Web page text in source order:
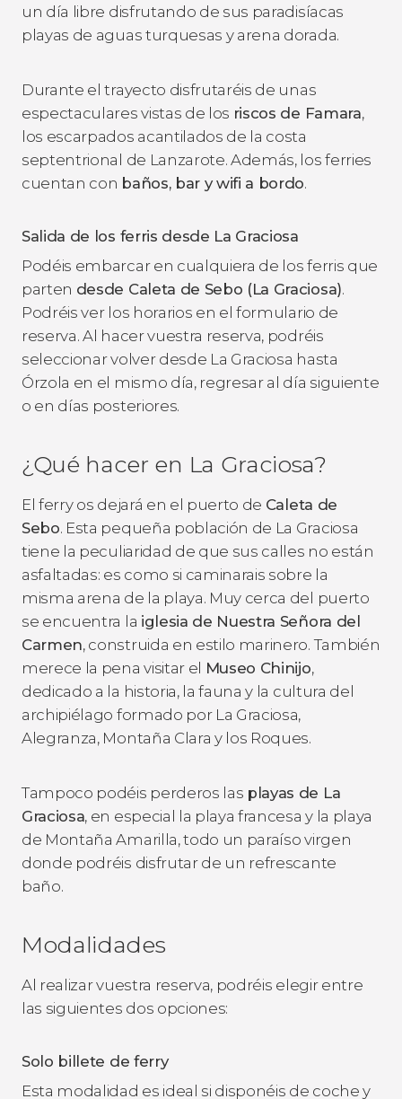
un día libre disfrutando de sus paradisíacas
playas de aguas turquesas y arena dorada.
Durante el trayecto disfrutaréis de unas
espectaculares vistas de los riscos de Famara,
los escarpados acantilados de la costa
septentrional de Lanzarote. Además, los ferries
cuentan con baños, bar y wifi a bordo.
Salida de los ferris desde La Graciosa
Podéis embarcar en cualquiera de los ferris que
parten desde Caleta de Sebo (La Graciosa).
Podréis ver los horarios en el formulario de
reserva. Al hacer vuestra reserva, podréis
seleccionar volver desde La Graciosa hasta
Órzola en el mismo día, regresar al día siguiente
o en días posteriores.
¿Qué hacer en La Graciosa?
El ferry os dejará en el puerto de Caleta de
Sebo. Esta pequeña población de La Graciosa
tiene la peculiaridad de que sus calles no están
asfaltadas: es como si caminarais sobre la
misma arena de la playa. Muy cerca del puerto
se encuentra la iglesia de Nuestra Señora del
Carmen, construida en estilo marinero. También
merece la pena visitar el Museo Chinijo,
dedicado a la historia, la fauna y la cultura del
archipiélago formado por La Graciosa,
Alegranza, Montaña Clara y los Roques.
Tampoco podéis perderos las playas de La
Graciosa, en especial la playa francesa y la playa
de Montaña Amarilla, todo un paraíso virgen
donde podréis disfrutar de un refrescante
baño.
Modalidades
Al realizar vuestra reserva, podréis elegir entre
las siguientes dos opciones:
Solo billete de ferry
Esta modalidad es ideal si disponéis de coche y